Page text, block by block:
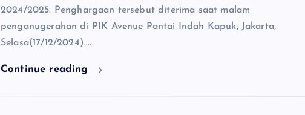
2024/2025. Penghargaan tersebut diterima saat malam
penganugerahan di PIK Avenue Pantai Indah Kapuk, Jakarta,
Selasa(17/12/2024).…
Continue reading